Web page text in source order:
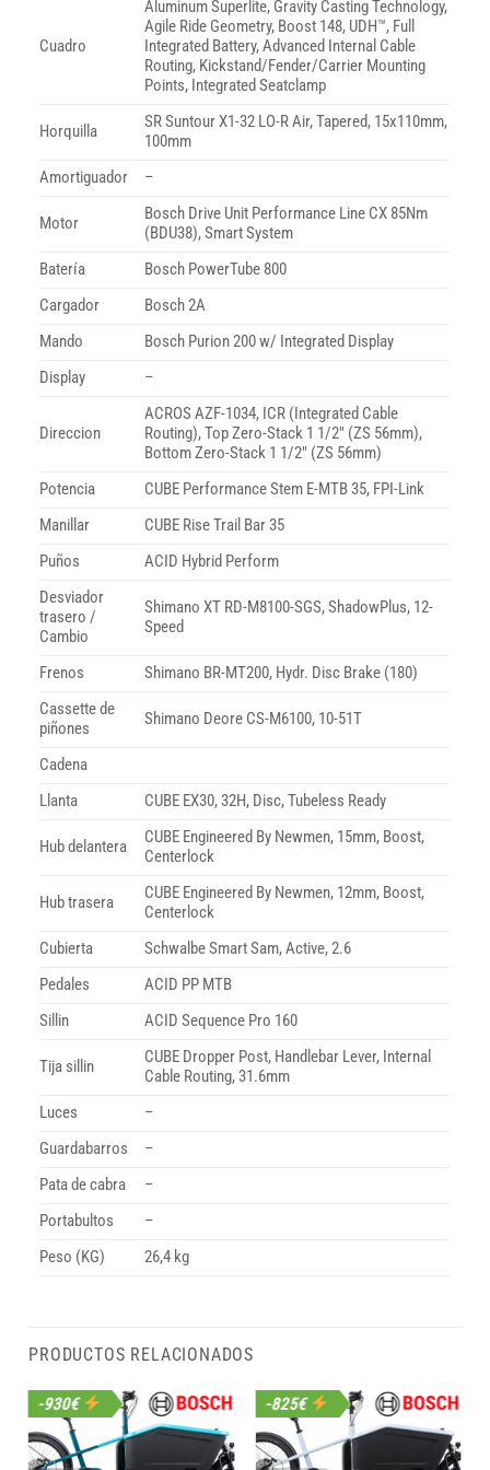
Cuadro
Aluminum Superlite, Gravity Casting Technology,
Agile Ride Geometry, Boost 148, UDH™, Full
Integrated Battery, Advanced Internal Cable
Routing, Kickstand/Fender/Carrier Mounting
Points, Integrated Seatclamp
Horquilla
SR Suntour X1-32 LO-R Air, Tapered, 15x110mm,
100mm
Amortiguador
–
Motor
Bosch Drive Unit Performance Line CX 85Nm
(BDU38), Smart System
Batería
Bosch PowerTube 800
Cargador
Bosch 2A
Mando
Bosch Purion 200 w/ Integrated Display
Display
–
Direccion
ACROS AZF-1034, ICR (Integrated Cable
Routing), Top Zero-Stack 1 1/2″ (ZS 56mm),
Bottom Zero-Stack 1 1/2″ (ZS 56mm)
Potencia
CUBE Performance Stem E-MTB 35, FPI-Link
Manillar
CUBE Rise Trail Bar 35
Puños
ACID Hybrid Perform
Desviador
trasero /
Cambio
Shimano XT RD-M8100-SGS, ShadowPlus, 12-
Speed
Frenos
Shimano BR-MT200, Hydr. Disc Brake (180)
Cassette de
piñones
Shimano Deore CS-M6100, 10-51T
Cadena
Llanta
CUBE EX30, 32H, Disc, Tubeless Ready
Hub delantera
CUBE Engineered By Newmen, 15mm, Boost,
Centerlock
Hub trasera
CUBE Engineered By Newmen, 12mm, Boost,
Centerlock
Cubierta
Schwalbe Smart Sam, Active, 2.6
Pedales
ACID PP MTB
Sillin
ACID Sequence Pro 160
Tija sillin
CUBE Dropper Post, Handlebar Lever, Internal
Cable Routing, 31.6mm
Luces
–
Guardabarros
–
Pata de cabra
–
Portabultos
–
Peso (KG)
26,4 kg
PRODUCTOS RELACIONADOS
-930€ -825€